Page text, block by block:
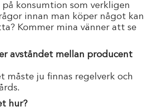
konsumtion som verkligen
innan man köper något kan
Kommer mina vänner att se
avståndet mellan producent
ju finnas regelverk och
hur?